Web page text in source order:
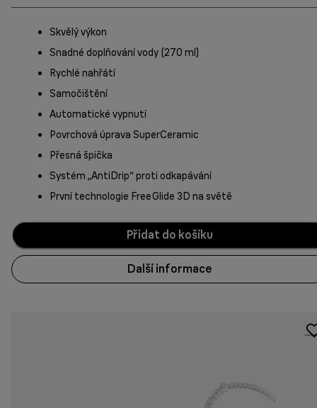
Skvělý výkon
Snadné doplňování vody (270 ml)
Rychlé nahřátí
Samočištění
Automatické vypnutí
Povrchová úprava SuperCeramic
Přesná špička
Systém „AntiDrip“ proti odkapávání
První technologie FreeGlide 3D na světě
Přidat do košíku
Další informace